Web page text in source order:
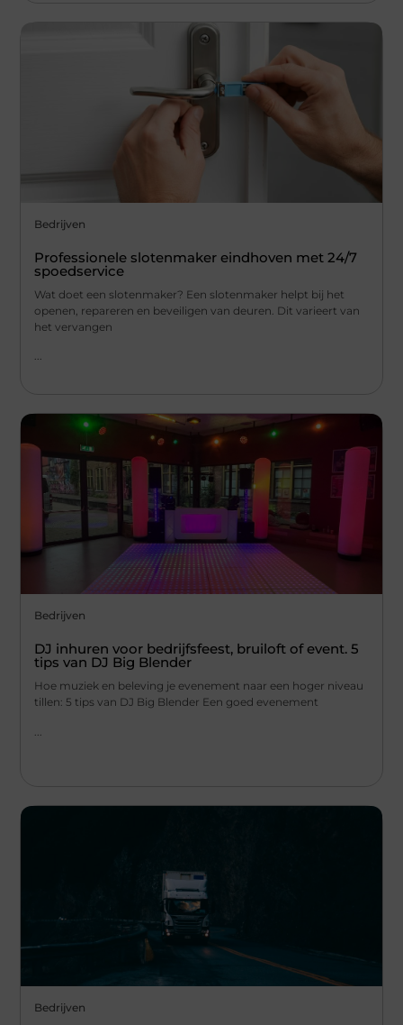
Bedrijven
Professionele slotenmaker eindhoven met 24/7
spoedservice
Wat doet een slotenmaker? Een slotenmaker helpt bij het
openen, repareren en beveiligen van deuren. Dit varieert van
het vervangen
...
Bedrijven
DJ inhuren voor bedrijfsfeest, bruiloft of event. 5
tips van DJ Big Blender
Hoe muziek en beleving je evenement naar een hoger niveau
tillen: 5 tips van DJ Big Blender Een goed evenement
Bedrijven